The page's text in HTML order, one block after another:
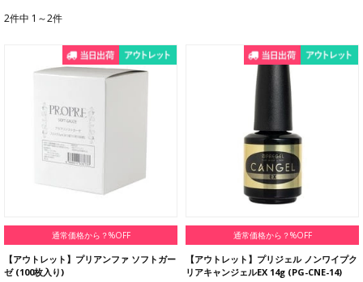
2件中 1～2件
通常価格から？%OFF
【アウトレット】プリアンファ ソフトガー
ゼ (100枚入り)
通常価格から？%OFF
【アウトレット】プリジェル ノンワイプク
リアキャンジェルEX 14g (PG-CNE-14)